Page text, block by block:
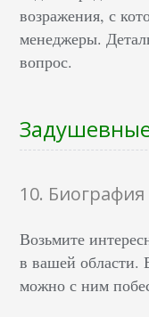
возражения, с
менеджеры.
вопрос.
10. Биография
Возьмите
в вашей области.
можно с ним